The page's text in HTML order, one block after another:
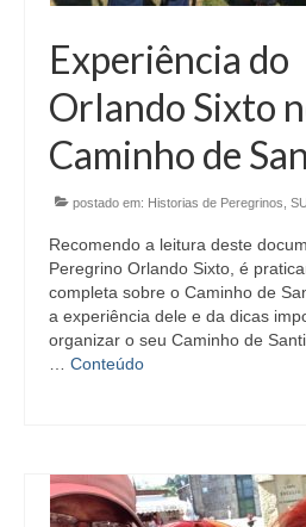
Experiência do
Orlando Sixto
Caminho de
postado em: Historias de Peregrinos
Recomendo a leitura deste
Peregrino Orlando Sixto, é
completa sobre o Caminho de
a experiência dele e da dicas
organizar o seu Caminho de
Conteúdo